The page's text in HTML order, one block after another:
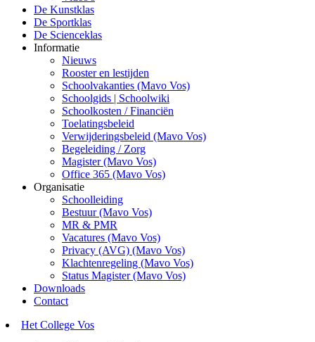
De Kunstklas
De Sportklas
De Scienceklas
Informatie
Nieuws
Rooster en lestijden
Schoolvakanties (Mavo Vos)
Schoolgids | Schoolwiki
Schoolkosten / Financiën
Toelatingsbeleid
Verwijderingsbeleid (Mavo Vos)
Begeleiding / Zorg
Magister (Mavo Vos)
Office 365 (Mavo Vos)
Organisatie
Schoolleiding
Bestuur (Mavo Vos)
MR & PMR
Vacatures (Mavo Vos)
Privacy (AVG) (Mavo Vos)
Klachtenregeling (Mavo Vos)
Status Magister (Mavo Vos)
Downloads
Contact
Het College Vos